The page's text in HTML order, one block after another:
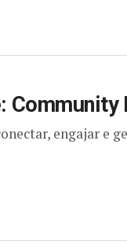
Community
engajar e